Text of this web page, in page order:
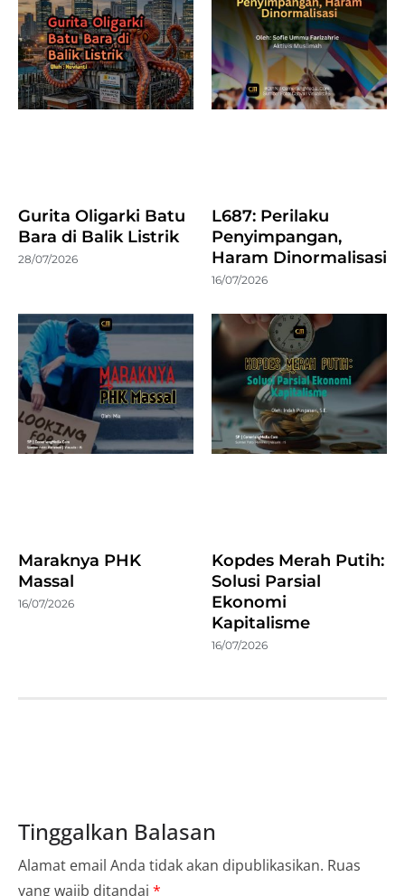
Gurita Oligarki Batu
Bara di Balik Listrik
28/07/2026
L687: Perilaku
Penyimpangan,
Haram Dinormalisasi
16/07/2026
Maraknya PHK
Massal
16/07/2026
Kopdes Merah Putih:
Solusi Parsial
Ekonomi
Kapitalisme
16/07/2026
Tinggalkan Balasan
Alamat email Anda tidak akan dipublikasikan. Ruas
yang wajib ditandai *